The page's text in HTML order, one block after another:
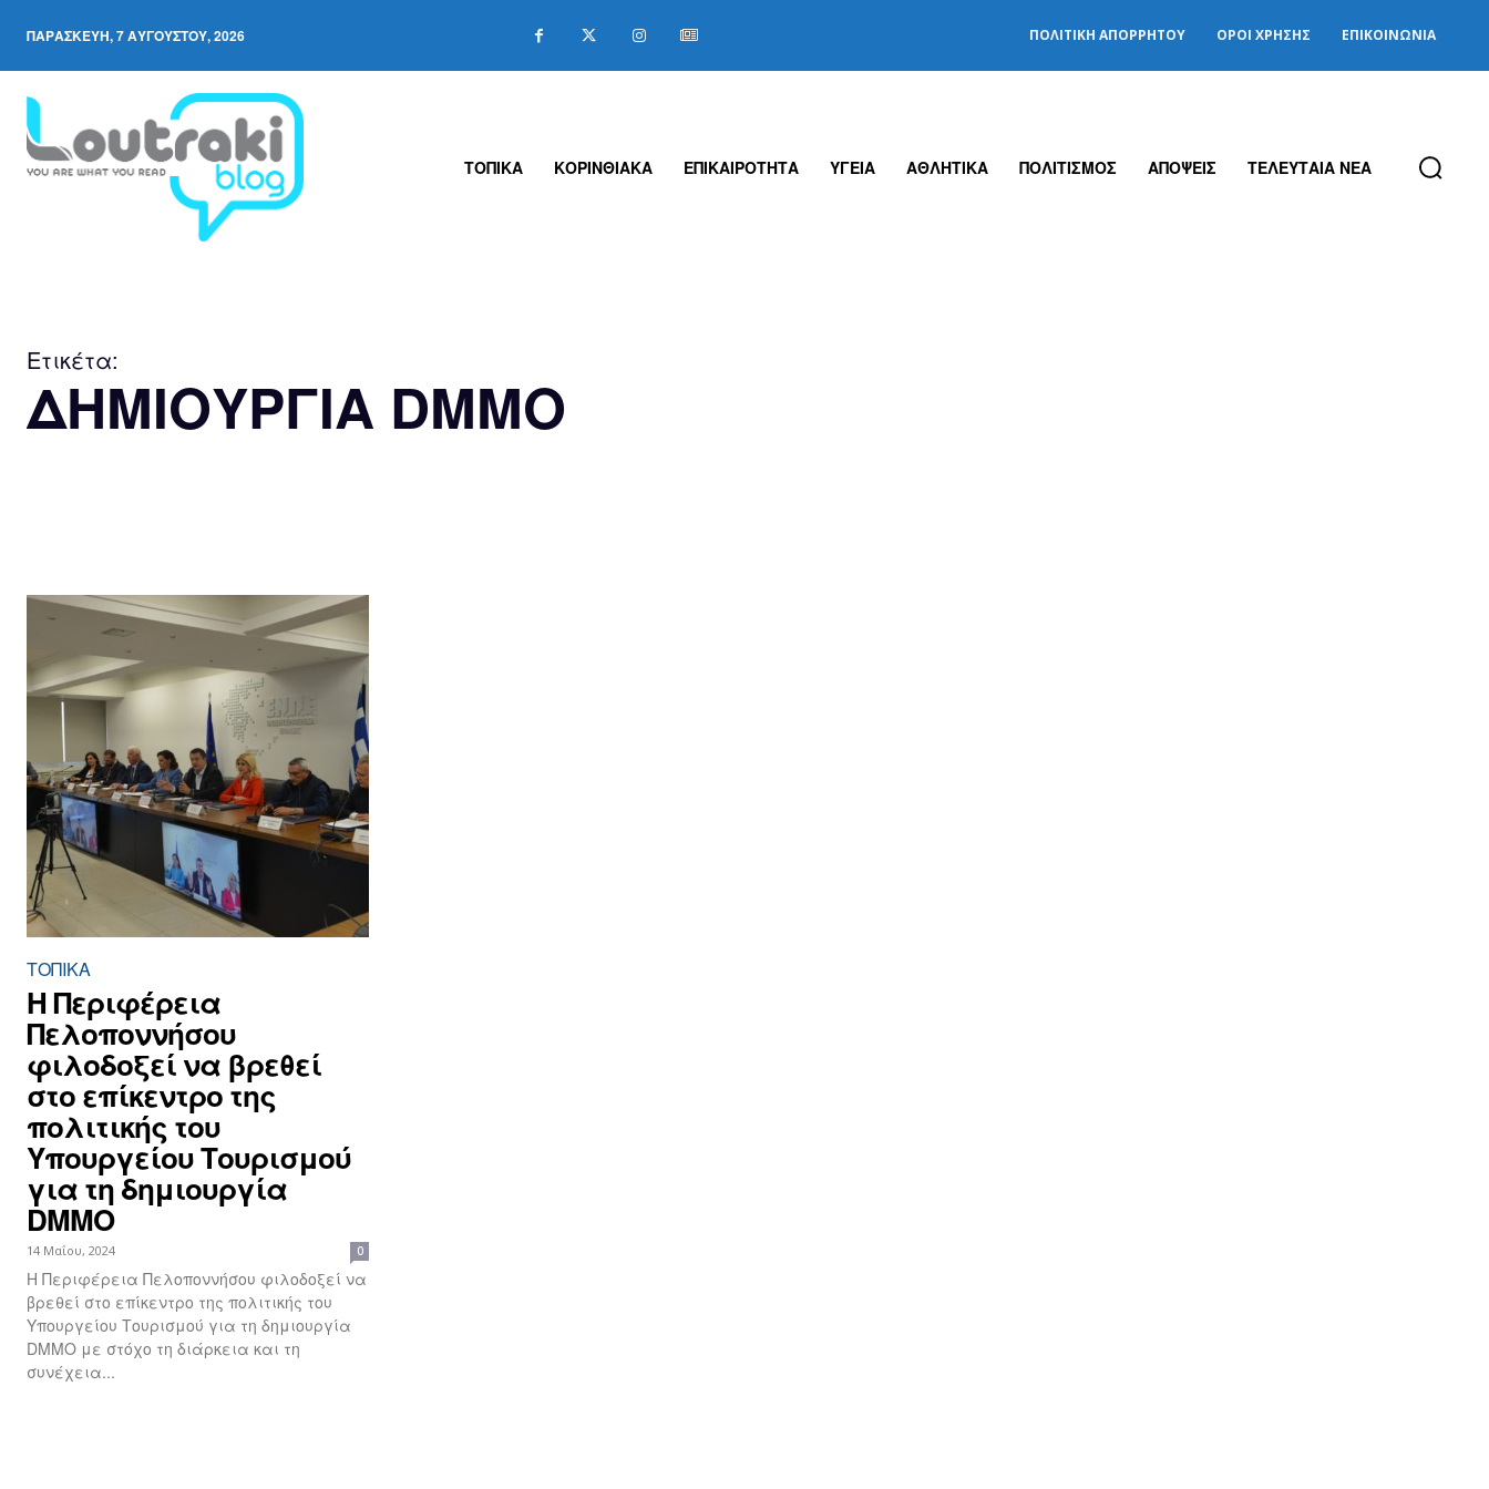
ΠΑΡΑΣΚΕΥΉ, 7 ΑΥΓΟΎΣΤΟΥ, 2026 ΠΟΛΙΤΙΚΉ ΑΠΟΡΡΉΤΟΥ ΌΡΟΙ ΧΡΉΣΗΣ ΕΠΙΚΟΙΝΩΝΊΑ
ΤΟΠΙΚΑ ΚΟΡΙΝΘΙΑΚΑ ΕΠΙΚΑΙΡΟΤΗΤΑ ΥΓΕΙΑ ΑΘΛΗΤΙΚΑ ΠΟΛΙΤΙΣΜΟΣ ΑΠΟΨΕΙΣ ΤΕΛΕΥΤΑΙΑ ΝΕΑ
Ετικέτα:
ΔΗΜΙΟΥΡΓΙΑ DMMO
ΤΟΠΙΚΑ
Η Περιφέρεια
Πελοποννήσου
φιλοδοξεί να βρεθεί
στο επίκεντρο της
πολιτικής του
Υπουργείου Τουρισμού
για τη δημιουργία
DMMO
14 Μαΐου, 2024 0
Η Περιφέρεια Πελοποννήσου φιλοδοξεί να
βρεθεί στο επίκεντρο της πολιτικής του
Υπουργείου Τουρισμού για τη δημιουργία
DMMO με στόχο τη διάρκεια και τη
συνέχεια...